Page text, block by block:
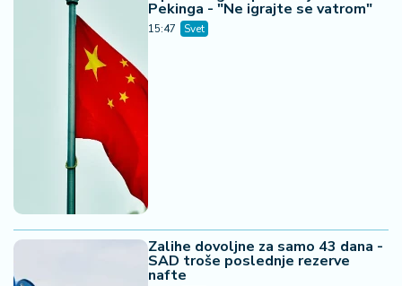
Pekinga - "Ne igrajte se vatrom"
15:47 Svet
Zalihe dovoljne za samo 43 dana -
SAD troše poslednje rezerve
nafte